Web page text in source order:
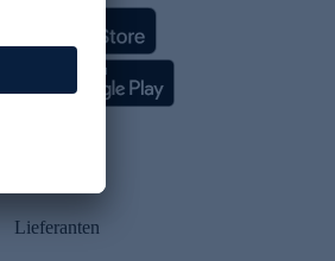
Lieferanten